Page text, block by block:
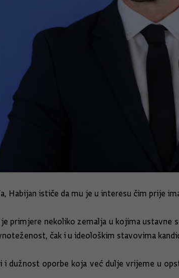
Habijan ističe da mu je u interesu čim prije
primjere nekoliko zemalja u kojima ustavne
čak i u ideološkim stavovima
dužnost oporbe koja već dulje vrijeme u